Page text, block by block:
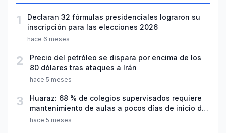
1
Declaran 32 fórmulas presidenciales lograron su
inscripción para las elecciones 2026
hace 6 meses
2
Precio del petróleo se dispara por encima de los
80 dólares tras ataques a Irán
hace 5 meses
3
Huaraz: 68 % de colegios supervisados requiere
mantenimiento de aulas a pocos días de inicio del
año escolar 2026
hace 5 meses